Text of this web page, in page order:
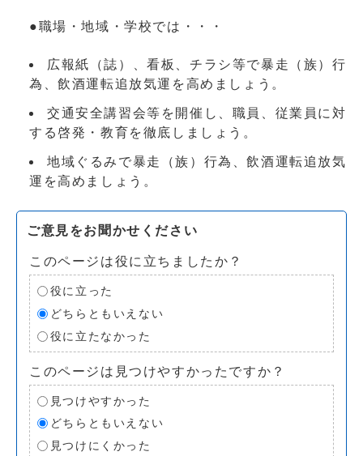
●職場・地域・学校では・・・
広報紙（誌）、看板、チラシ等で暴走（族）行
為、飲酒運転追放気運を高めましょう。
交通安全講習会等を開催し、職員、従業員に対
する啓発・教育を徹底しましょう。
地域ぐるみで暴走（族）行為、飲酒運転追放気
運を高めましょう。
ご意見をお聞かせください
このページは役に立ちましたか？
役に立った
どちらともいえない
役に立たなかった
このページは見つけやすかったですか？
見つけやすかった
どちらともいえない
見つけにくかった